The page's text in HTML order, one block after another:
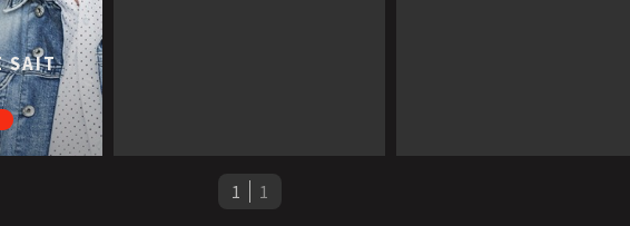
SAIT
1 1